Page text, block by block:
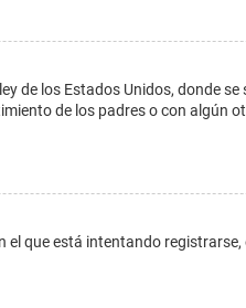
de los Estados Unidos, donde
de los padres o con algún
que está intentando